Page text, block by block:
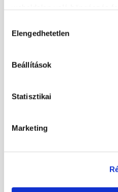
kiválasztása
Elengedhetetlen
Beállítások
Statisztikai
Marketing
TANÁRAINK
PEDIKŰR TOVÁBBKÉPZÉSEK
KÖRÖMTÁBOR